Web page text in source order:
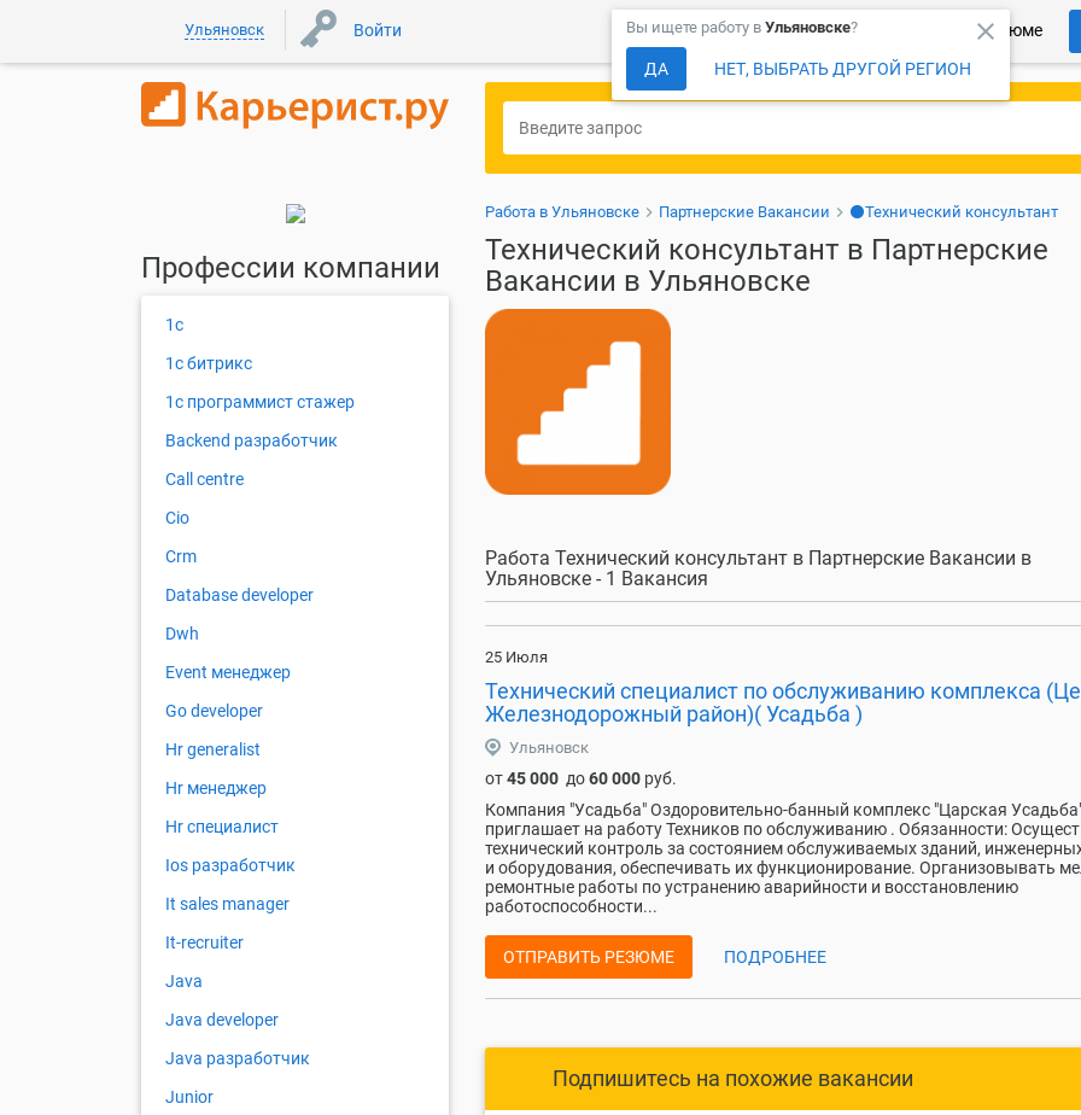
Ульяновск Войти Более 150 000 компаний ждут Ваше резюме
close
Вы ищете работу в Ульяновске?
ДА НЕТ, ВЫБРАТЬ ДРУГОЙ РЕГИОН
Работа в Ульяновске Партнерские Вакансии ⚫Технический консультант
Технический консультант в Партнерские
Вакансии в Ульяновске
Работа Технический консультант в Партнерские Вакансии в
Ульяновске - 1 Вакансия
25 Июля
Технический специалист по обслуживанию комплекса
Железнодорожный район)( Усадьба )
Ульяновск
от45 000 до60 000 руб.
Компания "Усадьба" Оздоровительно-банный комплекс "Царская
приглашает на работу Техников по обслуживанию . Обязанности:
технический контроль за состоянием обслуживаемых зданий,
и оборудования, обеспечивать их функционирование. Организовывать
ремонтные работы по устранению аварийности и восстановлению
работоспособности...
ОТПРАВИТЬ РЕЗЮМЕ ПОДРОБНЕЕ
Подпишитесь на похожие вакансии
Профессии компании
1с
1с битрикс
1с программист стажер
Backend разработчик
Call centre
Cio
Crm
Database developer
Dwh
Event менеджер
Go developer
Hr generalist
Hr менеджер
Hr специалист
Ios разработчик
It sales manager
It-recruiter
Java
Java developer
Java разработчик
Junior